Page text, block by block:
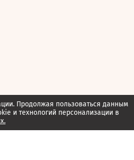
Продолжая пользоваться данным
и технологий персонализации в